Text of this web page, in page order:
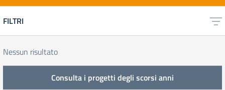
FILTRI
Nessun risultato
Consulta i progetti degli scorsi anni